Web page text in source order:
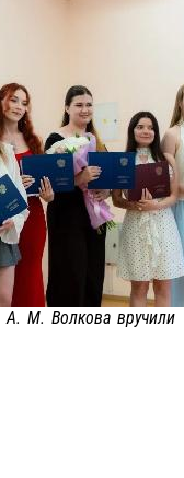
М. Волкова вручили